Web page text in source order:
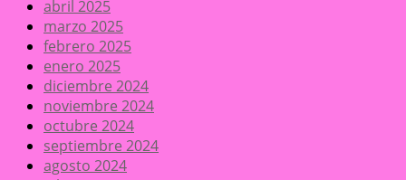
abril 2025
marzo 2025
febrero 2025
enero 2025
diciembre 2024
noviembre 2024
octubre 2024
septiembre 2024
agosto 2024